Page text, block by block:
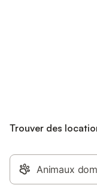
Trouver des
Animaux